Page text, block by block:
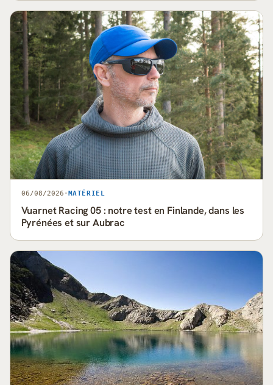
06/08/2026 · MATÉRIEL
Vuarnet Racing 05 : notre test en Finlande, dans les
Pyrénées et sur Aubrac